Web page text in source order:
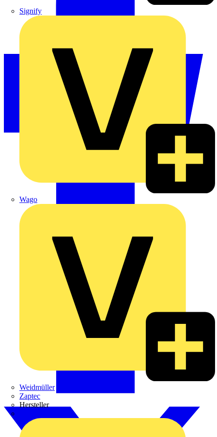
Signify
Wago
Weidmüller
Zaptec
Hersteller